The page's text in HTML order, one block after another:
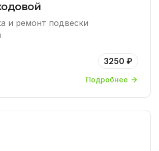
и ремонт подвески
3250 ₽
Подробнее